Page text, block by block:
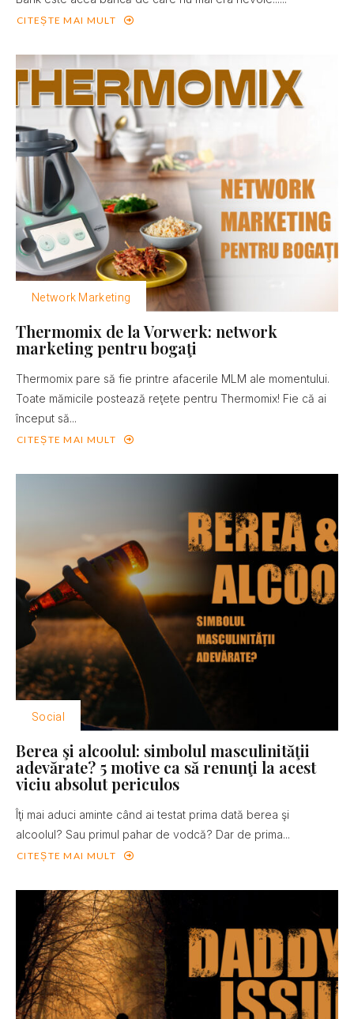
CITEȘTE MAI MULT
Network Marketing
Thermomix de la Vorwerk: network
marketing pentru bogaţi
Thermomix pare să fie printre afacerile MLM ale momentului.
Toate mămicile postează reţete pentru Thermomix! Fie că ai
început să...
CITEȘTE MAI MULT
Social
Berea şi alcoolul: simbolul masculinităţii
adevărate? 5 motive ca să renunţi la acest
viciu absolut periculos
Îţi mai aduci aminte când ai testat prima dată berea şi
alcoolul? Sau primul pahar de vodcă? Dar de prima...
CITEȘTE MAI MULT